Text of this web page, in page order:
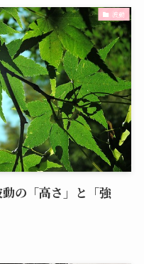
波動
の「高さ」と「強